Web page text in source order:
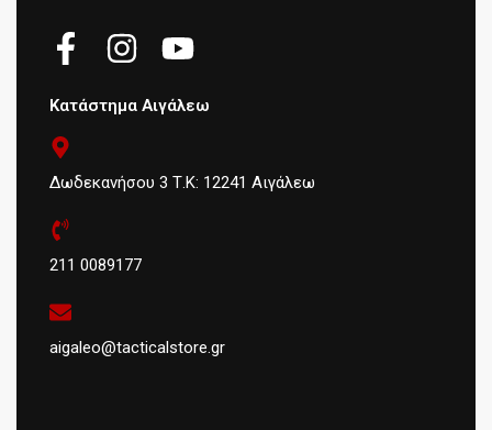
Κατάστημα Αιγάλεω
Δωδεκανήσου 3 Τ.Κ: 12241 Αιγάλεω
211 0089177
aigaleo@tacticalstore.gr